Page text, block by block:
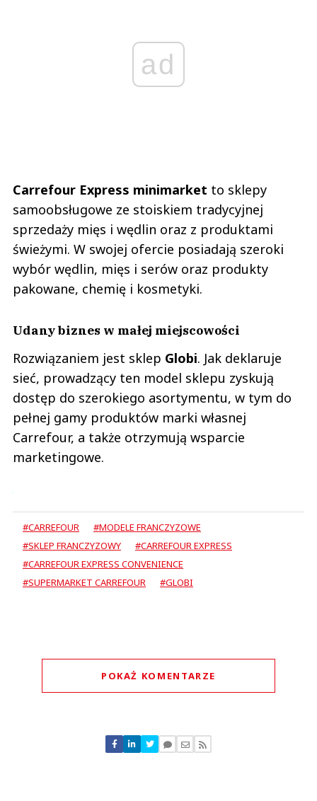
ad
Carrefour Express minimarket to sklepy
samoobsługowe ze stoiskiem tradycyjnej
sprzedaży mięs i wędlin oraz z produktami
świeżymi. W swojej ofercie posiadają szeroki
wybór wędlin, mięs i serów oraz produkty
pakowane, chemię i kosmetyki.
Udany biznes w małej miejscowości
Rozwiązaniem jest sklep Globi. Jak deklaruje
sieć, prowadzący ten model sklepu zyskują
dostęp do szerokiego asortymentu, w tym do
pełnej gamy produktów marki własnej
Carrefour, a także otrzymują wsparcie
marketingowe.
#CARREFOUR
#MODELE FRANCZYZOWE
#SKLEP FRANCZYZOWY
#CARREFOUR EXPRESS
#CARREFOUR EXPRESS CONVENIENCE
#SUPERMARKET CARREFOUR
#GLOBI
POKAŻ KOMENTARZE
Nie znaleziono komentarzy
Zostaw swoje komentarze